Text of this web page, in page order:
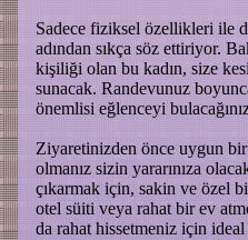
Sadece fiziksel özellikleri ile
adından sıkça söz ettiriyor.
kişiliği olan bu kadın, size
sunacak. Randevunuz
önemlisi eğlenceyi
Ziyaretinizden önce uygun bir
olmanız sizin yararınıza
çıkarmak için, sakin ve özel
otel süiti veya rahat bir ev
da rahat hissetmeniz için ideal